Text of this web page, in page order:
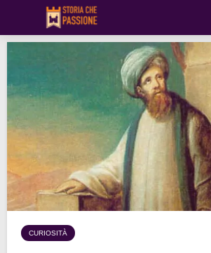
CURIOSITÀ